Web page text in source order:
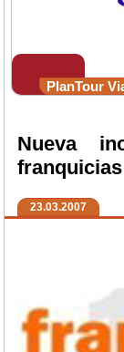
PlanTour
Nueva
23.03.2007